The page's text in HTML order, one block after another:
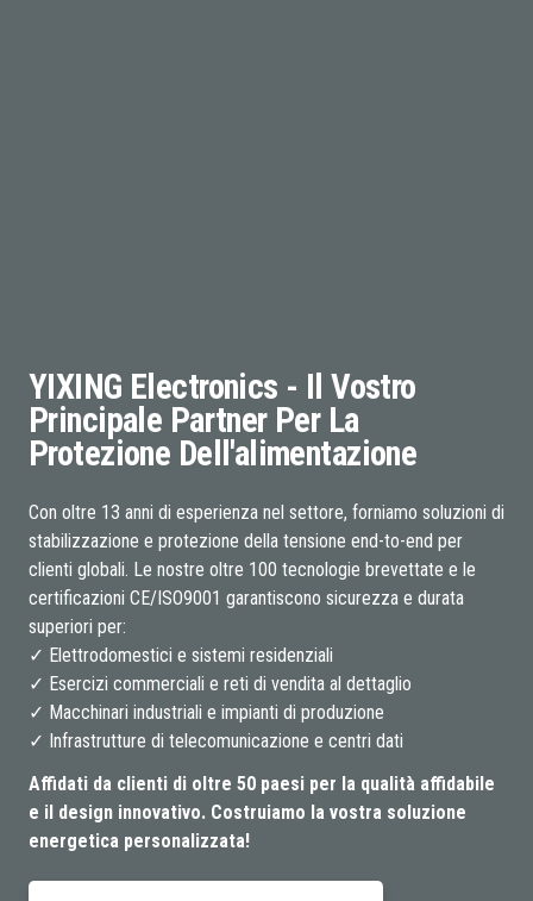
YIXING Electronics - Il Vostro
Principale Partner Per La
Protezione Dell'alimentazione
Con oltre 13 anni di esperienza nel settore, forniamo soluzioni di
stabilizzazione e protezione della tensione end-to-end per
clienti globali. Le nostre oltre 100 tecnologie brevettate e le
certificazioni CE/ISO9001 garantiscono sicurezza e durata
superiori per:
✓ Elettrodomestici e sistemi residenziali
✓ Esercizi commerciali e reti di vendita al dettaglio
✓ Macchinari industriali e impianti di produzione
✓ Infrastrutture di telecomunicazione e centri dati
Affidati da clienti di oltre 50 paesi per la qualità affidabile
e il design innovativo. Costruiamo la vostra soluzione
energetica personalizzata!